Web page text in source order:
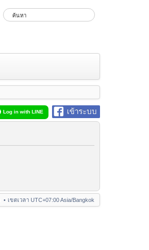
เข้าระบบ
Log in with LINE
เขตเวลา UTC+07:00 Asia/Bangkok